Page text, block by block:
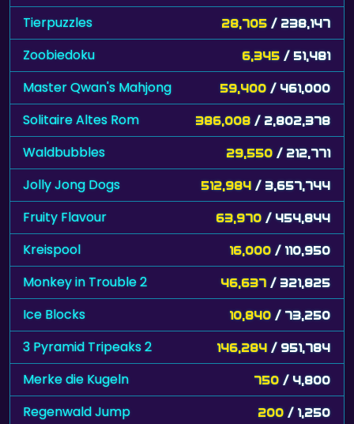
Tierpuzzles 28,705 / 238,147
Zoobiedoku 6,345 / 51,481
Master Qwan's Mahjong 59,400 / 461,000
Solitaire Altes Rom 386,008 / 2,802,378
Waldbubbles 29,550 / 212,771
Jolly Jong Dogs 512,984 / 3,657,744
Fruity Flavour 63,970 / 454,844
Kreispool 16,000 / 110,950
Monkey in Trouble 2 46,637 / 321,825
Ice Blocks 10,840 / 73,250
3 Pyramid Tripeaks 2 146,284 / 951,784
Merke die Kugeln 750 / 4,800
Regenwald Jump 200 / 1,250